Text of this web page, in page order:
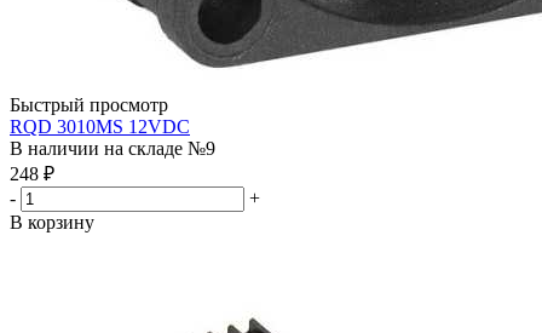
Быстрый просмотр
RQD 3010MS 12VDC
В наличии на складе №9
248 ₽
-
+
В корзину